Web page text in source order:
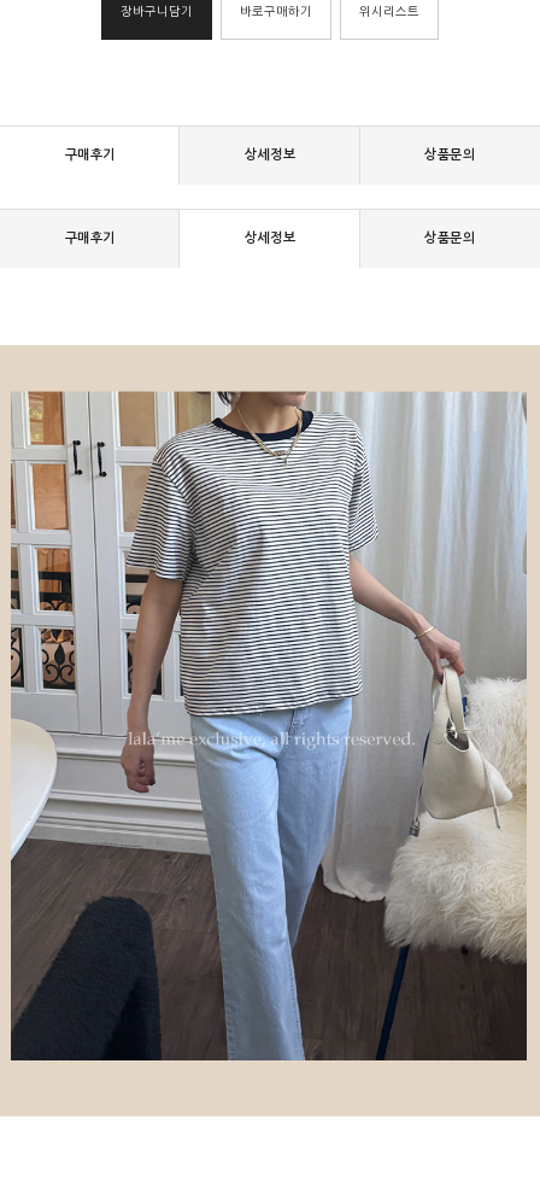
장바구니담기 바로구매하기 위시리스트
구매후기 상세정보 상품문의
구매후기 상세정보 상품문의